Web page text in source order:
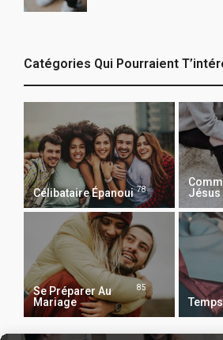
Catégories Qui Pourraient
Célibataire Épanoui 78
Jésus
Se Préparer Au
Mariage
85